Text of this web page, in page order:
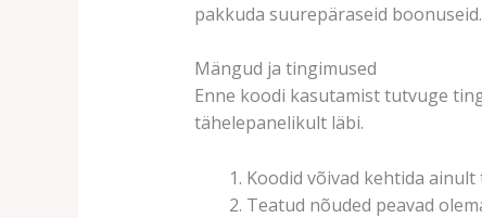
pakkuda suurepäraseid boonuseid.
Mängud ja tingimused
Enne koodi kasutamist tutvuge
tähelepanelikult läbi.
Koodid võivad kehtida
Teatud nõuded peavad